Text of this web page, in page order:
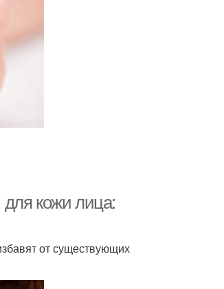
кожи лица:
от существующих